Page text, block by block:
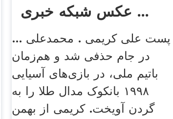
عکس شبکه خبری ...
پست علی کریمی . محمدعلی ...
در جام حذفی شد و هم‌زمان
باتیم ملی، در بازی‌های آسیایی
۱۹۹۸ بانکوک مدال طلا را به
گردن آویخت. کریمی از بهمن